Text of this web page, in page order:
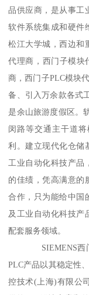
品供应商，是从事工
软件系统集成和硬件
松江大学城，西边和
代理商，西门子模块
商，西门子PLC模块
备、引入万余款各式
是余山旅游度假区。
闵路等交通主干道
利。建立现代化仓储
工业自动化科技产品
的佳绩，凭高满意的
合作，只为能给中国
及工业自动化科技产
配套服务领域。
SIEMENS西门子
PLC产品以其稳定性
控技术(上海)有限公